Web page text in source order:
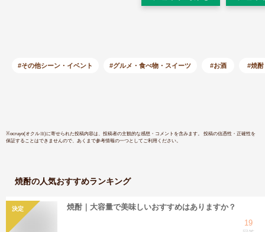
祝い 酒 開店祝い 誕
#その他シーン・イベント #グルメ・食べ物・スイーツ #お酒 #焼酎
※ocruyo(オクルヨ)に寄せられた投稿内容は、投稿者の主観的な感想・コメントを含みます。 投稿の信憑性・正確性を
保証することはできませんので、あくまで参考情報の一つとしてご利用ください。
焼酎の人気おすすめランキング
決定
焼酎｜大容量で美味しいおすすめはありますか？
19